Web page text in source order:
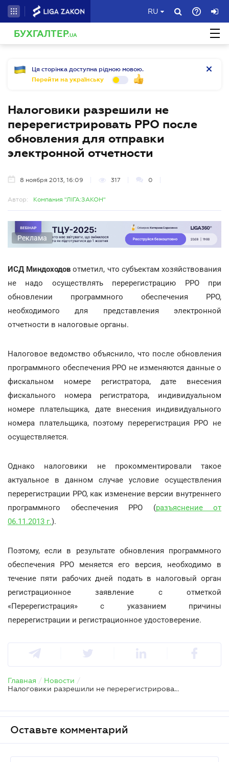
RU
БУХГАЛТЕР.UA
Ця сторінка доступна рідною мовою.
Перейти на українську
Налоговики разрешили не
перерегистрировать РРО после
обновления для отправки
электронной отчетности
8 ноября 2013, 16:09 317 0
Автор: Компания "ЛІГА:ЗАКОН"
Реклама
ИСД Миндоходов отметил, что субъектам хозяйствования
не надо осуществлять перерегистрацию РРО при
обновлении программного обеспечения РРО,
необходимого для представления электронной
отчетности в налоговые органы.
Налоговое ведомство объяснило, что после обновления
программного обеспечения РРО не изменяются данные о
фискальном номере регистратора, дате внесения
фискального номера регистратора, индивидуальном
номере плательщика, дате внесения индивидуального
номера плательщика, поэтому перерегистрация РРО не
осуществляется.
Однако налоговики не прокомментировали такое
актуальное в данном случае условие осуществления
перерегистрации РРО, как изменение версии внутреннего
программного обеспечения РРО (разъяснение от
06.11.2013 г.).
Поэтому, если в результате обновления программного
обеспечения РРО меняется его версия, необходимо в
течение пяти рабочих дней подать в налоговый орган
регистрационное заявление с отметкой
«Перерегистрация» с указанием причины
перерегистрации и регистрационное удостоверение.
Главная / Новости /
Налоговики разрешили не перерегистрировать РРО после обновления для отправки электронной отчетности
Оставьте комментарий